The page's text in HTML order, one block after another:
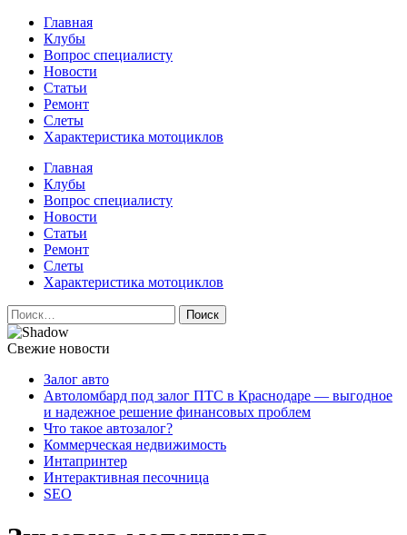
Перейти
содержимому
Главная
Клубы
Вопрос специалисту
Новости
Статьи
Ремонт
Слеты
Характеристика мотоциклов
Авто и мото сайт
Главная
Клубы
Вопрос специалисту
Новости
Статьи
Ремонт
Слеты
Характеристика мотоциклов
Найти:
Свежие новости
Залог авто
Автоломбард под залог ПТС в Краснодаре — выгодное
и надежное решение финансовых проблем
Что такое автозалог?
Коммерческая недвижимость
Интапринтер
Интерактивная песочница
SEO